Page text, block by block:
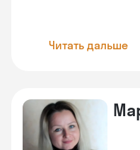
Читать дальше